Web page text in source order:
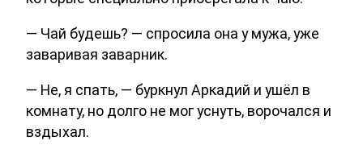
— Чай будешь? — спросила она у мужа, уже
заваривая заварник.
— Не, я спать, — буркнул Аркадий и ушёл в
комнату, но долго не мог уснуть, ворочался и
вздыхал.